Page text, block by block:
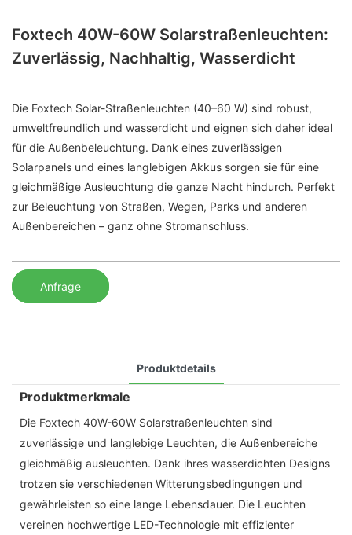
Foxtech 40W-60W Solarstraßenleuchten:
Zuverlässig, Nachhaltig, Wasserdicht
Die Foxtech Solar-Straßenleuchten (40–60 W) sind robust,
umweltfreundlich und wasserdicht und eignen sich daher ideal
für die Außenbeleuchtung. Dank eines zuverlässigen
Solarpanels und eines langlebigen Akkus sorgen sie für eine
gleichmäßige Ausleuchtung die ganze Nacht hindurch. Perfekt
zur Beleuchtung von Straßen, Wegen, Parks und anderen
Außenbereichen – ganz ohne Stromanschluss.
Anfrage
Produktdetails
Produktmerkmale
Die Foxtech 40W-60W Solarstraßenleuchten sind
zuverlässige und langlebige Leuchten, die Außenbereiche
gleichmäßig ausleuchten. Dank ihres wasserdichten Designs
trotzen sie verschiedenen Witterungsbedingungen und
gewährleisten so eine lange Lebensdauer. Die Leuchten
vereinen hochwertige LED-Technologie mit effizienter